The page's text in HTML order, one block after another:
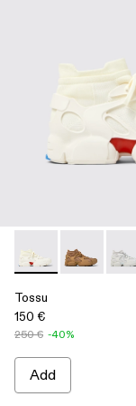
Tossu - A500005-
Tossu -
Tossu
150 €
250 € -40%
Add